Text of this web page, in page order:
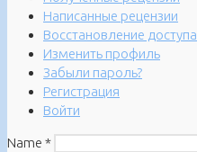
Написанные рецензии
Восстановление доступа
Изменить профиль
Забыли пароль?
Регистрация
Войти
Name *